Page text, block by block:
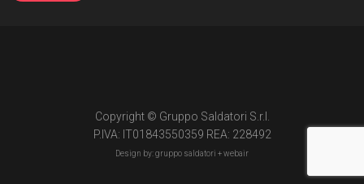
Copyright © Gruppo Saldatori S.r.l.
P.IVA: IT01843550359 REA: 228492
Design by: gruppo saldatori +webair